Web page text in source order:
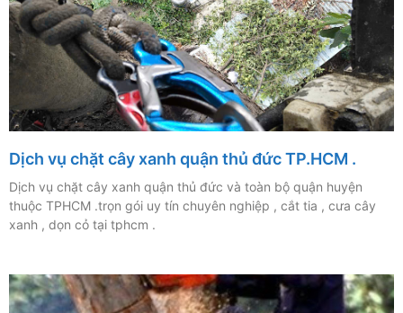
Dịch vụ chặt cây xanh quận thủ đức TP.HCM .
Dịch vụ chặt cây xanh quận thủ đức và toàn bộ quận huyện
thuộc TPHCM .trọn gói uy tín chuyên nghiệp , cắt tia , cưa cây
xanh , dọn cỏ tại tphcm .